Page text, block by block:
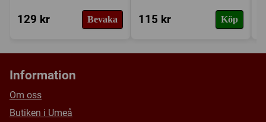
129 kr Bevaka 115 kr Köp
Information
Om oss
Butiken i Umeå